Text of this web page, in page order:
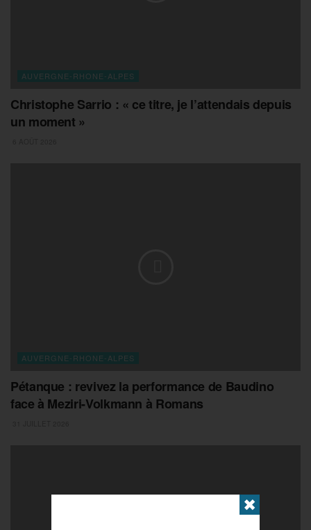
AUVERGNE-RHONE-ALPES
Christophe Sarrio : « ce titre, je l’attendais depuis
un moment »
AUVERGNE-RHONE-ALPES
Pétanque : revivez la performance de Baudino
face à Meziri-Volkmann à Romans
✖